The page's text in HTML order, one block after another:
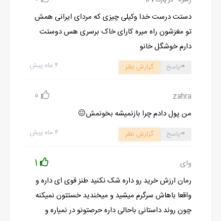
که تا هجوم تهاجمی من رو دید فورا به سمت زیر زمین دوید و با یه
حرکت خودش رو داخل پرت کرد.
حرصی دمپایی‌ام رو به طرفش پرتاپ کردم که زودتر در زیر زمین رو به
هم کوبید و داد زد: چته جانی؟
کلافه و ترسیده از اینکه نیما بیاد بیرون به سمت زیر زمین راه افتادم و
از پله‌هاش پایین رفتم.
که صدای افتادن چیزی اومد و بعد باز صدای پرحرص معراج بلند شد.
- نکن مریض ترسیدم!
عصبی نیم نگاهی به حیاط و بعد در آهنی زیرزمین انداختم و پر خشم
خریدم: وا کن این در رو معراج! وا کن مگه نیومده بودی من رو
ببینی؟
دستت درست خدا وکیلی چیزی که مردای ایرانی همش
تو مغزشون راه میره کارای خاک برسری هس دوستت
دارم خوشگل خانو
۴ ماه پیش پاسخ گزارش نظر
zahra
0
من پول دادم چرا بازنمیشه بخونمش😐
۴ ماه پیش پاسخ گزارش نظر
وای 1
رمان ارزش خرید رو داره شک نکنید طنز قوی ای داره و
واقعا باهاش سرگرم میشید و میخندید خستتون نمیکنه
چون روند داستانی باحالی داره حرصتونو در نمیاره و